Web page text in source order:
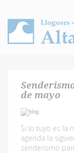
de mayo
Si lo tuyo es la
agenda la
senderismo